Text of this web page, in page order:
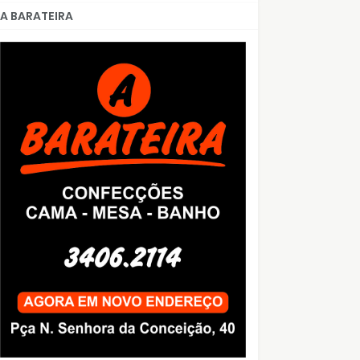
A BARATEIRA